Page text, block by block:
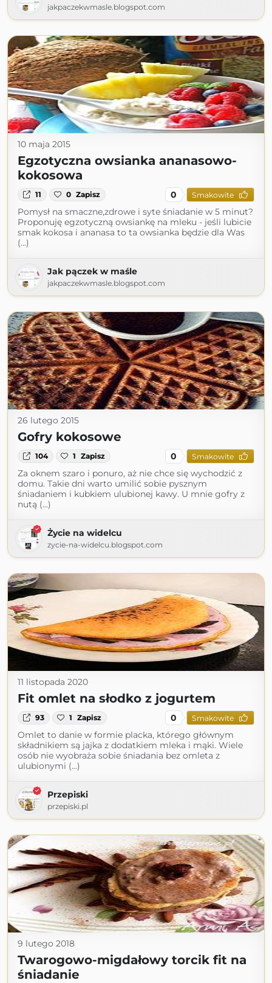
jakpaczekwmasle.blogspot.com
10 maja 2015
Egzotyczna owsianka ananasowo-
kokosowa
11 0 Zapisz 0 Smakowite
Pomysł na smaczne,zdrowe i syte śniadanie w 5 minut?
Proponuję egzotyczną owsiankę na mleku - jeśli lubicie
smak kokosa i ananasa to ta owsianka będzie dla Was
(...)
Jak pączek w maśle
jakpaczekwmasle.blogspot.com
26 lutego 2015
Gofry kokosowe
104 1 Zapisz 0 Smakowite
Za oknem szaro i ponuro, aż nie chce się wychodzić z
domu. Takie dni warto umilić sobie pysznym
śniadaniem i kubkiem ulubionej kawy. U mnie gofry z
nutą (...)
Życie na widelcu
zycie-na-widelcu.blogspot.com
11 listopada 2020
Fit omlet na słodko z jogurtem
93 1 Zapisz 0 Smakowite
Omlet to danie w formie placka, którego głównym
składnikiem są jajka z dodatkiem mleka i mąki. Wiele
osób nie wyobraża sobie śniadania bez omleta z
ulubionymi (...)
Przepiski
przepiski.pl
9 lutego 2018
Twarogowo-migdałowy torcik fit na
śniadanie